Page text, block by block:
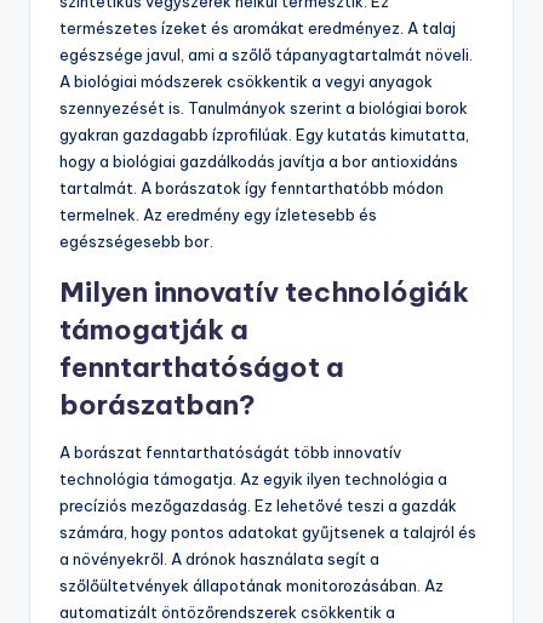
Milyen hatással van a biológiai
gazdálkodás a bor ízére és
minőségére?
A biológiai gazdálkodás pozitív hatással van a bor ízére
és minőségére. A biológiai gazdálkodás során a szőlőt
szintetikus vegyszerek nélkül termesztik. Ez
természetes ízeket és aromákat eredményez. A talaj
egészsége javul, ami a szőlő tápanyagtartalmát növeli.
A biológiai módszerek csökkentik a vegyi anyagok
szennyezését is. Tanulmányok szerint a biológiai borok
gyakran gazdagabb ízprofilúak. Egy kutatás kimutatta,
hogy a biológiai gazdálkodás javítja a bor antioxidáns
tartalmát. A borászatok így fenntarthatóbb módon
termelnek. Az eredmény egy ízletesebb és
egészségesebb bor.
Milyen innovatív technológiák
támogatják a
fenntarthatóságot a
borászatban?